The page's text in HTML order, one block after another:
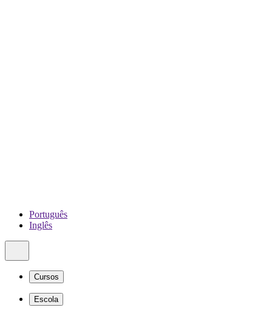
Português
Inglês
Cursos
Escola